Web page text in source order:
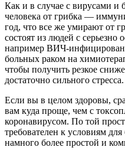
Как и в случае с вирусами и
человека от грибка —
год, что все же умирают от
состоят из людей с
например ВИЧ-
больных раком на
чтобы получить резкое
достаточно сильного стресса.
Если вы в целом здоровы,
вам куда проще, чем с
коронавирусом. По той
требователен к условиям
намного более простой и